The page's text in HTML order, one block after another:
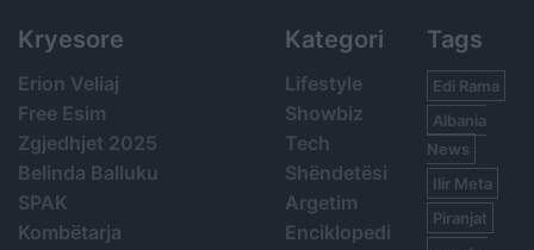
Kryesore
Erion Veliaj
Free Esim
Zgjedhjet 2025
Belinda Balluku
SPAK
Kombëtarja
Kategori
Lifestyle
Showbiz
Tech
Shëndetësi
Argetim
Enciklopedi
Tags
Edi Rama
Albania
News
Ilir Meta
Piranjat